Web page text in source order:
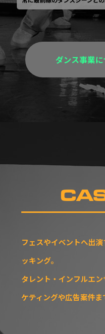
ダンス事業
フェスやイベントへ出
ッキング。
タレント・インフルエ
ケティングや広告案件ま